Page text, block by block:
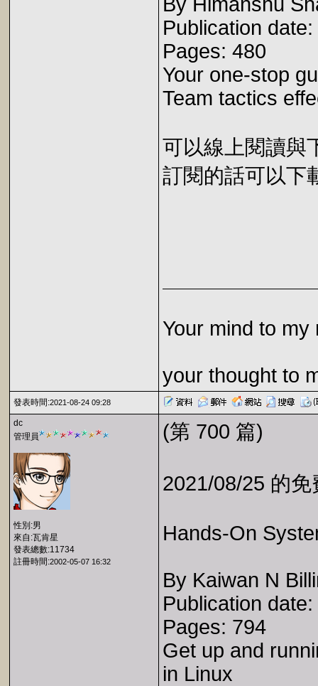
Publication
Pages: 480
Your one-stop
Team tactics
可以線上閱讀與
訂閱的話可以下
Your mind to my
your thought to
發表時間:2021-08-24 09:28
dc
管理員
性別:男
來自:瓦肯星
發表總數:11734
註冊時間:2002-05-07 16:32
(第 700 篇)
2021/08/25 的
Hands-On
By Kaiwan N
Publication
Pages: 794
Get up and
in Linux